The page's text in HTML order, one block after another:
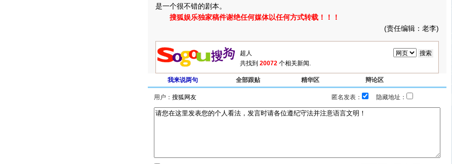
是一个很不错的剧本。
搜狐娱乐独家稿件谢绝任何媒体以任何方式转载！！！
(责任编辑：老李)
共找到 20072 个相关新闻.
我来说两句 全部跟贴 精华区 辩论区
用户： 匿名发表： 隐藏地址：